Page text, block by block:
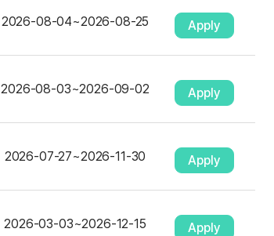
2026-08-04~2026-08-25 Apply
2026-08-03~2026-09-02 Apply
2026-07-27~2026-11-30 Apply
2026-03-03~2026-12-15 Apply